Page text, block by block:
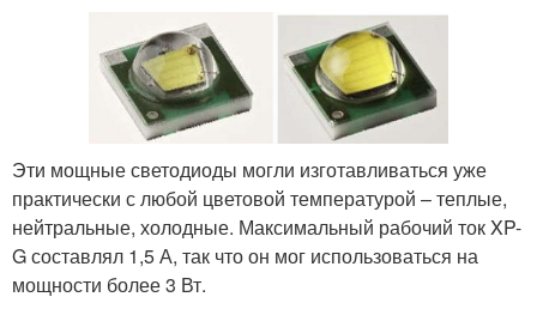
Эти мощные светодиоды могли изготавливаться уже
практически с любой цветовой температурой – теплые,
нейтральные, холодные. Максимальный рабочий ток XP-
G составлял 1,5 А, так что он мог использоваться на
мощности более 3 Вт.